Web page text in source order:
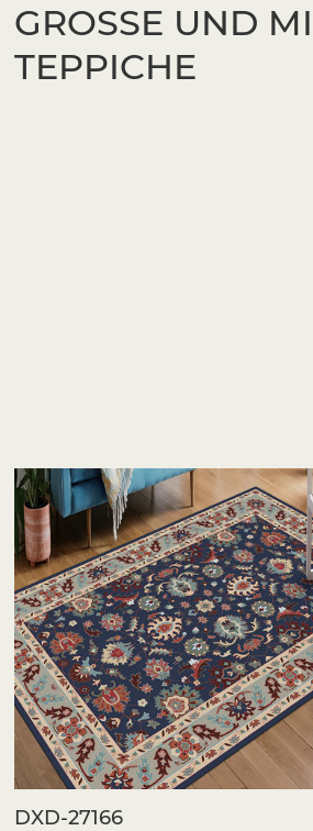
GROSSE UND
EPPICHE
DXD-27166